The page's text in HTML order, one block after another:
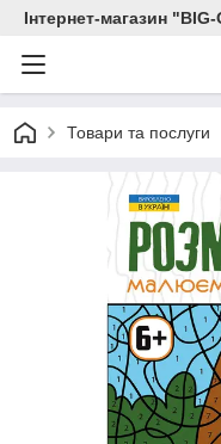
Інтернет-магазин
Товари та послуги